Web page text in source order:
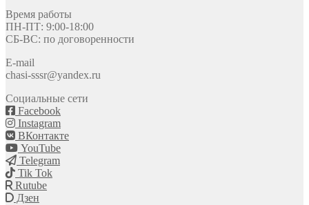
Время работы
ПН-ПТ: 9:00-18:00
СБ-ВС: по договоренности
E-mail
chasi-sssr@yandex.ru
Социальные сети
Facebook
Instagram
ВКонтакте
YouTube
Telegram
Tik Tok
Rutube
Дзен